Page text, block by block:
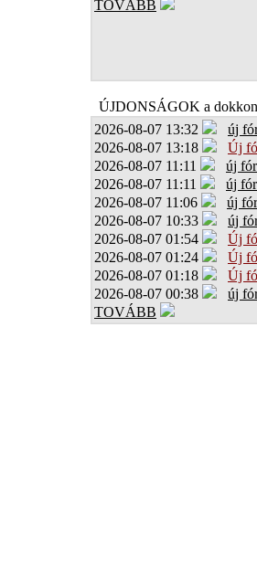
TOVÁBB
ÚJDONSÁGOK a dokkon
2026-08-07 13:32
új
2026-08-07 13:18
Új
2026-08-07 11:11
új
2026-08-07 11:11
új
2026-08-07 11:06
új
2026-08-07 10:33
új
2026-08-07 01:54
Új
2026-08-07 01:24
Új
2026-08-07 01:18
Új
2026-08-07 00:38
új
TOVÁBB